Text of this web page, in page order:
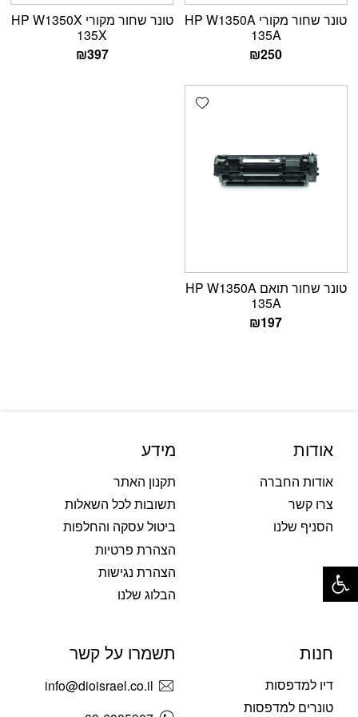
טונר שחור מקורי HP W1350A
135A
₪250
טונר שחור מקורי HP W1350X
135X
₪397
Add wishlist
טונר שחור תואם HP W1350A
135A
₪197
אודות
אודות החברה
צרו קשר
הסניף שלנו
מידע
תקנון האתר
תשובות לכל השאלות
ביטול עסקה והחלפות
הצהרת פרטיות
הצהרת נגישות
הבלוג שלנו
חנות
דיו למדפסות
טונרים למדפסות
תשמרו על קשר
info@dioisrael.co.il
פתח סרגל נגישות